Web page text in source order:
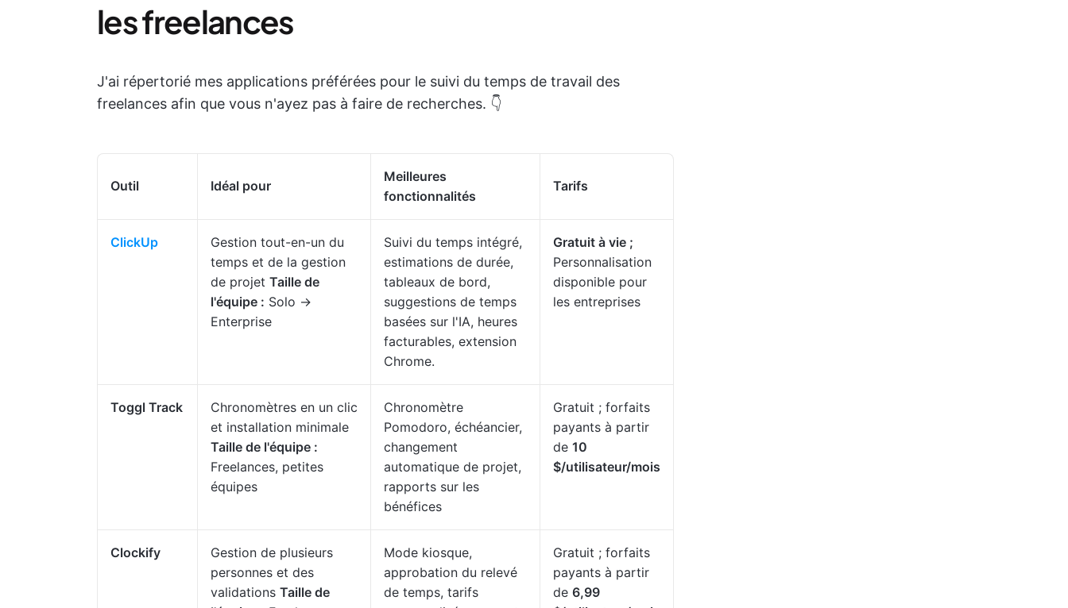
les freelances
J'ai répertorié mes applications préférées pour le suivi du temps de travail des
freelances afin que vous n'ayez pas à faire de recherches. 👇
Outil Idéal pour
Meilleures
fonctionnalités
Tarifs
ClickUp
Gestion tout-en-un du
temps et de la gestion
de projet Taille de
l'équipe : Solo →
Enterprise
Suivi du temps intégré,
estimations de durée,
tableaux de bord,
suggestions de temps
basées sur l'IA, heures
facturables, extension
Chrome.
Gratuit à vie ;
Personnalisation
disponible pour
les entreprises
Toggl Track
Chronomètres en un clic
et installation minimale
Taille de l'équipe :
Freelances, petites
équipes
Chronomètre
Pomodoro, échéancier,
changement
automatique de projet,
rapports sur les
bénéfices
Gratuit ; forfaits
payants à partir
de 10
$/utilisateur/mois
Clockify
Gestion de plusieurs
personnes et des
validations Taille de
Mode kiosque,
approbation du relevé
de temps, tarifs
Gratuit ; forfaits
payants à partir
de 6,99